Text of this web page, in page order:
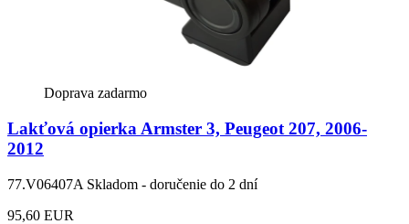
Doprava zadarmo
Lakťová opierka Armster 3, Peugeot 207, 2006-
2012
77.V06407A Skladom - doručenie do 2 dní
95,60 EUR